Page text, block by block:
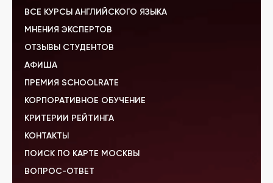
ВСЕ КУРСЫ АНГЛИЙСКОГО ЯЗЫКА
МНЕНИЯ ЭКСПЕРТОВ
ОТЗЫВЫ СТУДЕНТОВ
АФИША
ПРЕМИЯ SCHOOLRATE
КОРПОРАТИВНОЕ ОБУЧЕНИЕ
КРИТЕРИИ РЕЙТИНГА
КОНТАКТЫ
ПОИСК ПО КАРТЕ МОСКВЫ
ВОПРОС-ОТВЕТ